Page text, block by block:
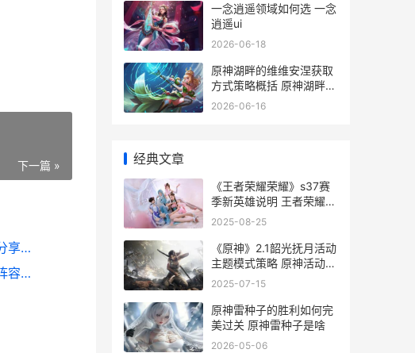
下一篇 »
与平精英灵敏度如何调最稳 平精英灵敏度分享码_2
全明星激斗大蛇如何获取 全明星激斗大蛇阵容搭配
一念逍遥领域如何选 一念
逍遥ui
2026-06-18
原神湖畔的维维安涅获取
方式策略概括 原神湖畔的
维维安涅有几个
2026-06-16
经典文章
《王者荣耀荣耀》s37赛
季新英雄说明 王者荣耀荣
耀印记怎么得到
2025-08-25
《原神》2.1韶光抚月活动
主题模式策略 原神活动韶
光抚月什么时候结束
2025-07-15
原神雷种子的胜利如何完
美过关 原神雷种子是啥
2026-05-06